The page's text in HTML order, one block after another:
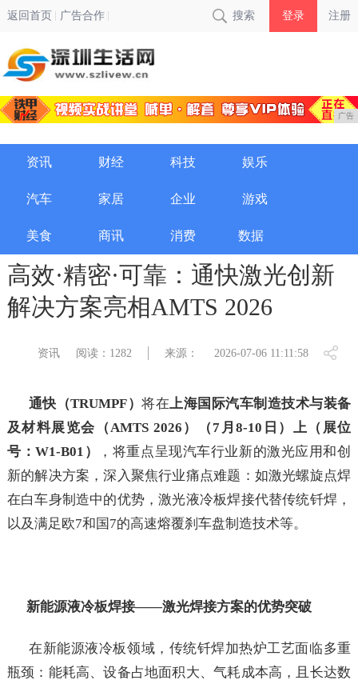
返回首页 广告合作 搜索 登录 注册
广告
资讯 财经 科技 娱乐
汽车 家居 企业 游戏
美食 商讯 消费 数据
高效·精密·可靠：通快激光创新
解决方案亮相AMTS 2026
资讯 阅读：1282 来源： 2026-07-06 11:11:58
通快（TRUMPF）将在上海国际汽车制造技术与装备
及材料展览会（AMTS 2026）（7月8-10日）上（展位
号：W1-B01）
，将重点呈现汽车行业新的激光应用和创
新的解决方案，深入聚焦行业痛点难题：如激光螺旋点焊
在白车身制造中的优势，激光液冷板焊接代替传统钎焊，
以及满足欧7和国7的高速熔覆刹车盘制造技术等。
新能源液冷板焊接——激光焊接方案的优势突破
在新能源液冷板领域，传统钎焊加热炉工艺面临多重
瓶颈：能耗高、设备占地面积大、气耗成本高，且长达数